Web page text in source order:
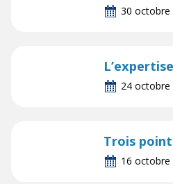
30 octobre
24 octobre
Trois
16 octobre